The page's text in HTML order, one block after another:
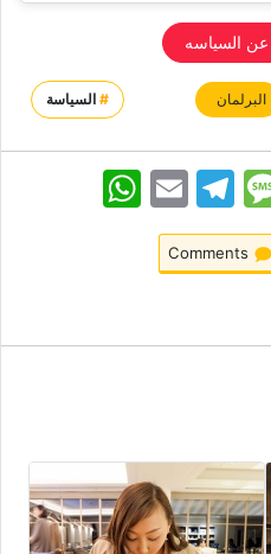
عن السیاسه
البرلمان #السياسة
WhatsApp EmailTelegram
Comments